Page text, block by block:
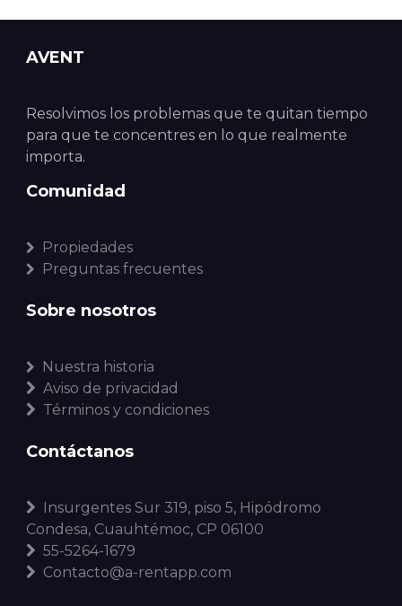
AVENT
Resolvimos los problemas que te quitan tiempo
para que te concentres en lo que realmente
importa.
Comunidad
Propiedades
Preguntas frecuentes
Sobre nosotros
Nuestra historia
Aviso de privacidad
Términos y condiciones
Contáctanos
Insurgentes Sur 319, piso 5, Hipódromo
Condesa, Cuauhtémoc, CP 06100
55-5264-1679
Contacto@a-rentapp.com